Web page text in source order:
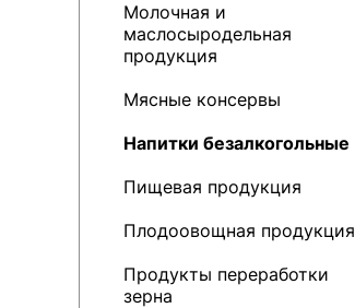
Молочная и
маслосыродельная
продукция
Мясные консервы
Напитки безалкогольные
Пищевая продукция
Плодоовощная продукция
Продукты переработки
зерна